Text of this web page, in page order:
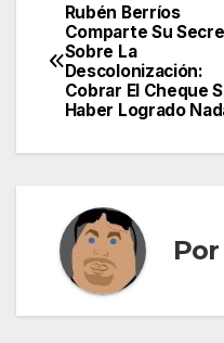
de
entradas
Rubén Berríos
Comparte Su
Sobre La
Descolonización:
Cobrar El Cheque
Haber Logrado
Por